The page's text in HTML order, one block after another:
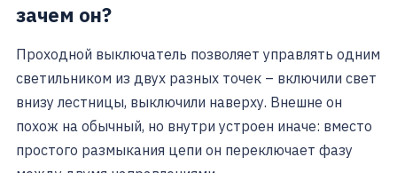
зачем он?
Проходной выключатель позволяет управлять одним
светильником из двух разных точек – включили свет
внизу лестницы, выключили наверху. Внешне он
похож на обычный, но внутри устроен иначе: вместо
простого размыкания цепи он переключает фазу